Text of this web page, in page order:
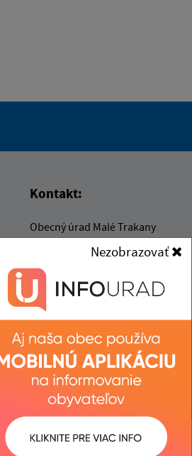
Nezobrazovať
Kontakt:
Obecný úrad Malé Trakany
Malé Trakany 208
076 42 Veľké Trakany
info@maletrakany.sk
+421 56 635 54 08
IČO: 00331716